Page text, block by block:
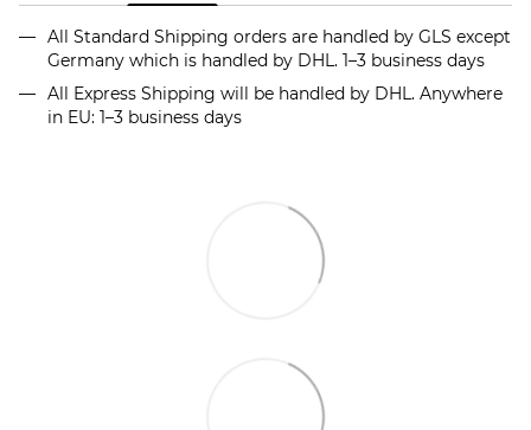
All Standard Shipping orders are handled by GLS except
Germany which is handled by DHL. 1–3 business days
All Express Shipping will be handled by DHL. Anywhere
in EU: 1–3 business days